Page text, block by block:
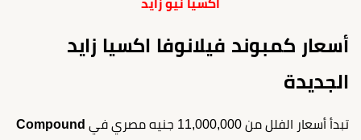
اكسيا نيو زايد
أسعار كمبوند فيلانوفا اكسيا زايد
الجديدة
تبدأ أسعار الفلل من 11,000,000 جنيه مصري في
Compound